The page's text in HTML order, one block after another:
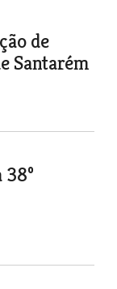
de
Santarém